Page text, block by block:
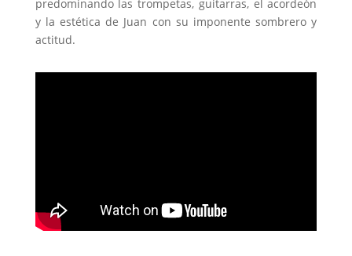
predominando las trompetas, guitarras, el acordeón
y la estética de Juan con su imponente sombrero y
actitud.